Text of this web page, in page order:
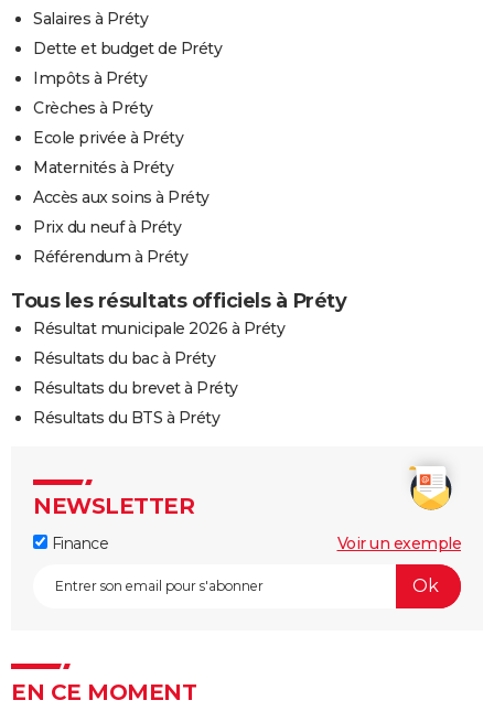
Salaires à Préty
Dette et budget de Préty
Impôts à Préty
Crèches à Préty
Ecole privée à Préty
Maternités à Préty
Accès aux soins à Préty
Prix du neuf à Préty
Référendum à Préty
Tous les résultats officiels à Préty
Résultat municipale 2026 à Préty
Résultats du bac à Préty
Résultats du brevet à Préty
Résultats du BTS à Préty
NEWSLETTER
Finance Voir un exemple
EN CE MOMENT